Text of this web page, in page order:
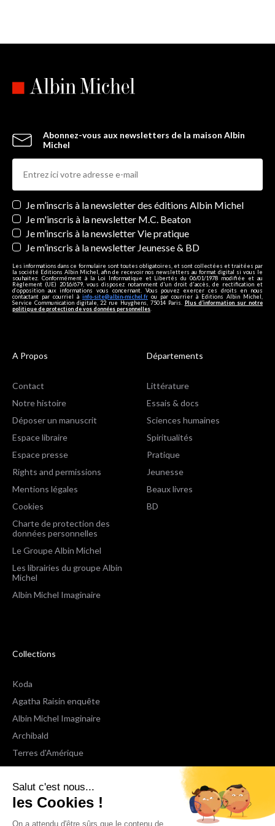
Salut c'est nous...
les Cookies !
On a attendu d'être sûrs que le contenu de
Abonnez-vous aux newsletters de la maison Albin
Michel
Newsletters
Je m’inscris à la newsletter des éditions Albin Michel
Je m'inscris à la newsletter M.C. Beaton
Je m’inscris à la newsletter Vie pratique
Je m’inscris à la newsletter Jeunesse & BD
Les informations dans ce formulaire sont toutes obligatoires, et sont collectées et traitées par
la société Editions Albin Michel, afin de recevoir nos newsletters au format digital si vous le
souhaitez. Conformément à la Loi Informatique et Libertés du 06/01/1978 modifiée et au
Règlement (UE) 2016/679, vous disposez notamment d'un droit d'accès, de rectification et
d’opposition aux informations vous concernant. Vous pouvez exercer ces droits en nous
contactant par courriel à info-site@albin-michel.fr ou par courrier à Editions Albin Michel,
Service Communication digitale, 22 rue Huyghens, 75014 Paris. Plus d’information sur notre
politique de protection de vos données personnelles
A Propos
Contact
Notre histoire
Déposer un manuscrit
Espace libraire
Espace presse
Rights and permissions
Mentions légales
Cookies
Charte de protection des
données personnelles
Le Groupe Albin Michel
Les librairies du groupe Albin
Michel
Albin Michel Imaginaire
Départements
Littérature
Essais & docs
Sciences humaines
Spiritualités
Pratique
Jeunesse
Beaux livres
BD
Collections
Koda
Agatha Raisin enquête
Albin Michel Imaginaire
Archibald
Terres d'Amérique
Espaces Libres Poche
NOX
Wiz
Voir toutes les collections